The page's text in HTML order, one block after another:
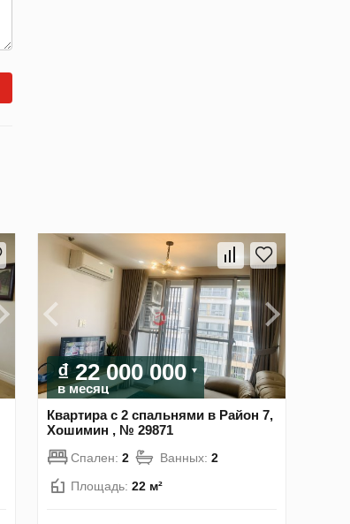
₫ 22 000 000
в месяц
Квартира с 2 спальнями в Район 7,
Хошимин , № 29871
Спален: 2 Ванных: 2
Площадь: 22 м²